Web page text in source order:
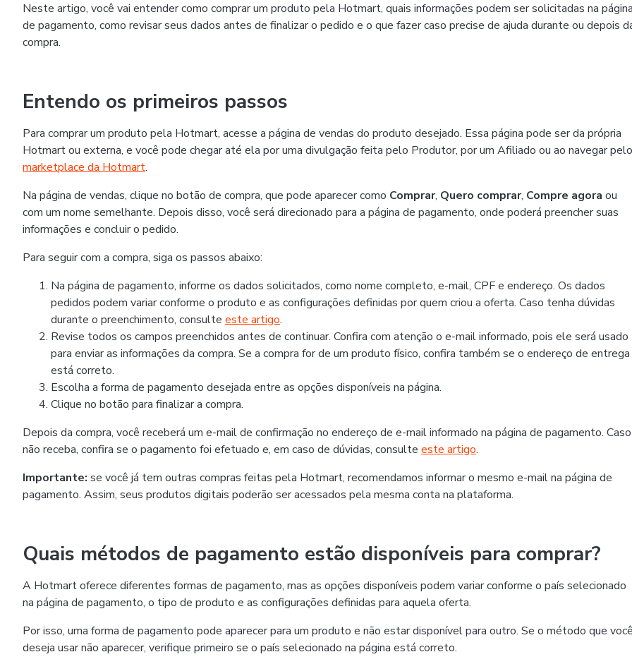
Neste artigo, você vai entender como comprar um produto pela Hotmart, quais informações podem ser solicitadas na
de pagamento, como revisar seus dados antes de finalizar o pedido e o que fazer caso precise de ajuda durante ou depois
compra.
Entendo os primeiros passos
Para comprar um produto pela Hotmart, acesse a página de vendas do produto desejado. Essa página pode ser da própria
Hotmart ou externa, e você pode chegar até ela por uma divulgação feita pelo Produtor, por um Afiliado ou ao navegar pelo
marketplace da Hotmart.
Na página de vendas, clique no botão de compra, que pode aparecer como Comprar, Quero comprar, Compre agora ou
com um nome semelhante. Depois disso, você será direcionado para a página de pagamento, onde poderá preencher suas
informações e concluir o pedido.
Para seguir com a compra, siga os passos abaixo:
Na página de pagamento, informe os dados solicitados, como nome completo, e-mail, CPF e endereço. Os dados
pedidos podem variar conforme o produto e as configurações definidas por quem criou a oferta. Caso tenha dúvidas
durante o preenchimento, consulte este artigo.
Revise todos os campos preenchidos antes de continuar. Confira com atenção o e-mail informado, pois ele será usado
para enviar as informações da compra. Se a compra for de um produto físico, confira também se o endereço de entrega
está correto.
Escolha a forma de pagamento desejada entre as opções disponíveis na página.
Clique no botão para finalizar a compra.
Depois da compra, você receberá um e-mail de confirmação no endereço de e-mail informado na página de pagamento. Caso
não receba, confira se o pagamento foi efetuado e, em caso de dúvidas, consulte este artigo.
Importante: se você já tem outras compras feitas pela Hotmart, recomendamos informar o mesmo e-mail na página de
pagamento. Assim, seus produtos digitais poderão ser acessados pela mesma conta na plataforma.
Quais métodos de pagamento estão disponíveis para comprar?
A Hotmart oferece diferentes formas de pagamento, mas as opções disponíveis podem variar conforme o país selecionado
na página de pagamento, o tipo de produto e as configurações definidas para aquela oferta.
Por isso, uma forma de pagamento pode aparecer para um produto e não estar disponível para outro. Se o método que
deseja usar não aparecer, verifique primeiro se o país selecionado na página está correto.